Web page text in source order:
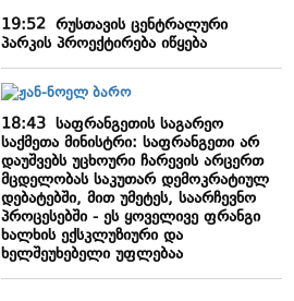
19:52რუსთავის ცენტრალური
პარკის პროექტირება იწყება
18:43საფრანგეთის საგარეო
საქმეთა მინისტრი: საფრანგეთი არ
დაუშვებს უცხოური ჩარევის არცერთ
მცდელობას საკუთარ დემოკრატიულ
დებატებში, მით უმეტეს, საარჩევნო
პროცესებში - ეს ყოველივე ფრანგი
ხალხის ექსკლუზიური და
ხელშეუხებელი უფლებაა